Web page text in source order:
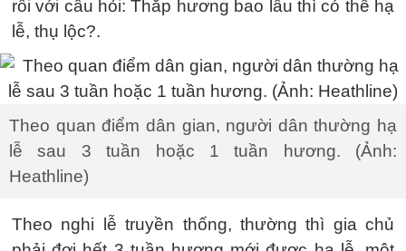
rối với câu hỏi: Thắp hương bao lâu thì có thể hạ
lễ, thụ lộc?.
Theo quan điểm dân gian, người dân thường hạ
lễ sau 3 tuần hoặc 1 tuần hương. (Ảnh:
Heathline)
Theo nghi lễ truyền thống, thường thì gia chủ